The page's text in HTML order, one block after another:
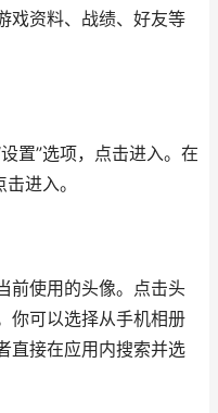
戏资料、战绩、好友等
置”选项，点击进入。在
进入。
前使用的头像。点击头
你可以选择从手机相册
直接在应用内搜索并选